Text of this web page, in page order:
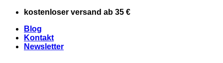
Zum
springen
kostenloser versand ab 35 €
Blog
Kontakt
Newsletter